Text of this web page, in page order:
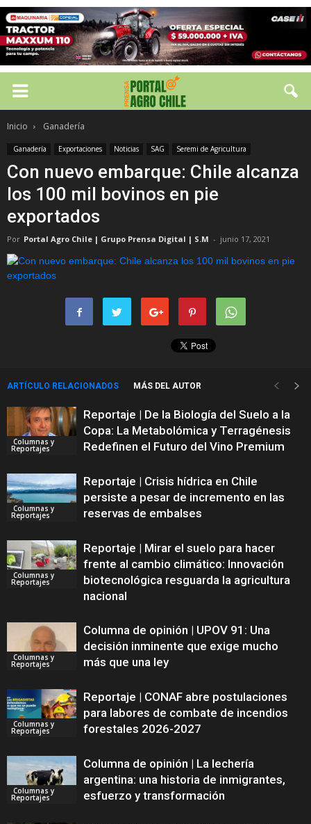
Inicio Ganadería
Ganadería Exportaciones Noticias SAG Seremi de Agricultura
Con nuevo embarque: Chile alcanza
los 100 mil bovinos en pie
exportados
Por Portal Agro Chile | Grupo Prensa Digital | S.M - junio 17, 2021
ARTÍCULO RELACIONADOS MÁS DEL AUTOR
Columnas y
Reportajes
Reportaje | De la Biología del Suelo a la
Copa: La Metabolómica y Terragénesis
Redefinen el Futuro del Vino Premium
Columnas y
Reportajes
Reportaje | Crisis hídrica en Chile
persiste a pesar de incremento en las
reservas de embalses
Columnas y
Reportajes
Reportaje | Mirar el suelo para hacer
frente al cambio climático: Innovación
biotecnológica resguarda la agricultura
nacional
Columnas y
Reportajes
Columna de opinión | UPOV 91: Una
decisión inminente que exige mucho
más que una ley
Columnas y
Reportajes
Reportaje | CONAF abre postulaciones
para labores de combate de incendios
forestales 2026-2027
Columnas y
Reportajes
Columna de opinión | La lechería
argentina: una historia de inmigrantes,
esfuerzo y transformación